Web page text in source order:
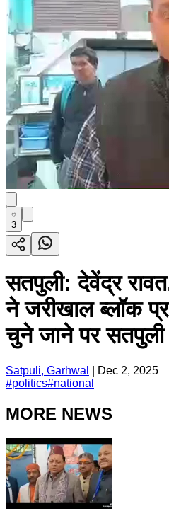
3
सतपुली: देवेंद्र
ने जरीखाल ब्लॉक
चुने जाने पर
Satpuli, Garhwal
Dec 2, 2025
#politics#national
MORE NEWS